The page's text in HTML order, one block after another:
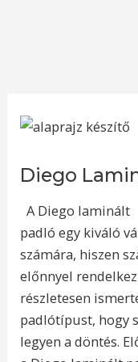
Diego
A Diego laminált
padló egy kiváló
számára, hiszen
előnnyel
részletesen
padlótípust, hogy
legyen a döntés.